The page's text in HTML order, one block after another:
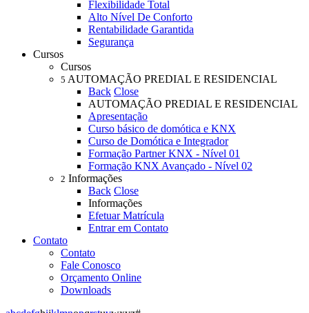
Flexibilidade Total
Alto Nível De Conforto
Rentabilidade Garantida
Segurança
Cursos
Cursos
5 AUTOMAÇÃO PREDIAL E RESIDENCIAL
Back Close
AUTOMAÇÃO PREDIAL E RESIDENCIAL
Apresentação
Curso básico de domótica e KNX
Curso de Domótica e Integrador
Formação Partner KNX - Nível 01
Formação KNX Avançado - Nível 02
2 Informações
Back Close
Informações
Efetuar Matrícula
Entrar em Contato
Contato
Contato
Fale Conosco
Orçamento Online
Downloads